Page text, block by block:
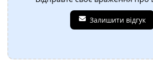
Залишити відгук